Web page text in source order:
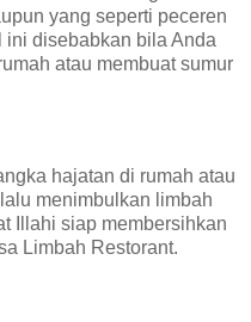
yang seperti peceren
disebabkan bila Anda
atau membuat sumur
hajatan di rumah atau
menimbulkan limbah
Illahi siap membersihkan
Limbah Restorant.